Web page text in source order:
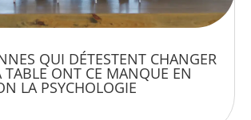
QUI DÉTESTENT CHANGER
TABLE ONT CE MANQUE EN
LA PSYCHOLOGIE